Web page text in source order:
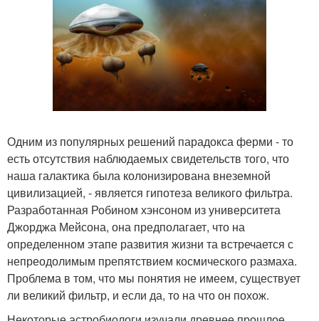
Одним из популярных решений парадокса ферми - то
есть отсутствия наблюдаемых свидетельств того, что
наша галактика была колонизирована внеземной
цивилизацией, - является гипотеза великого фильтра.
Разработанная Робином хэнсоном из университета
Джорджа Мейсона, она предполагает, что на
определенном этапе развития жизни та встречается с
непреодолимым препятствием космического размаха.
Проблема в том, что мы понятия не имеем, существует
ли великий фильтр, и если да, то на что он похож.